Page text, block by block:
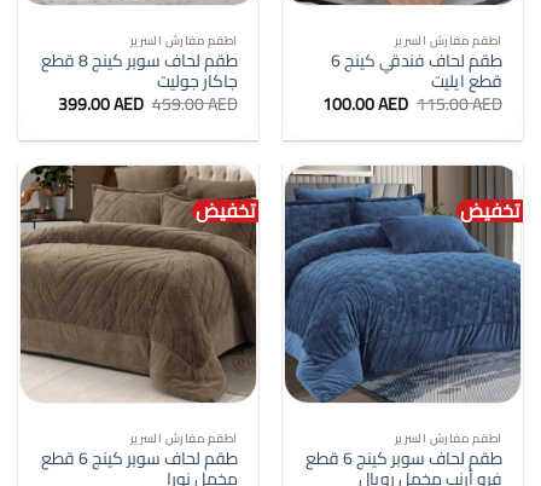
اطقم مفارش السرير
طقم لحاف فندقي كينج 6
قطع ايليت
115.00AED السعر
الأصلي
هو:
115.00 AED.
100.00AED
هو:
100.00 AED.
اطقم مفارش السرير
طقم لحاف سوبر كينج 8 قطع
جاكار جوليت
459.00AED السعر
الأصلي
هو:
459.00 AED.
399.00AED
هو:
399.00 AED.
تخفيض
اطقم مفارش السرير
طقم لحاف سوبر كينج 6 قطع
فرو أرنب مخمل رويال
تخفيض
اطقم مفارش السرير
طقم لحاف سوبر كينج 6 قطع
مخمل نورا